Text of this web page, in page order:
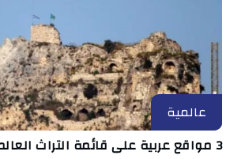
عالمية
3 مواقع عربية على قائمة التراث العالمي المهدد بالخطر